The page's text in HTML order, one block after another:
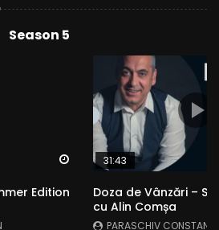
Season 5
Watch Later
Edition
31:43
Doza de Vânzări –
cu Alin Comșa
PARASCHIV